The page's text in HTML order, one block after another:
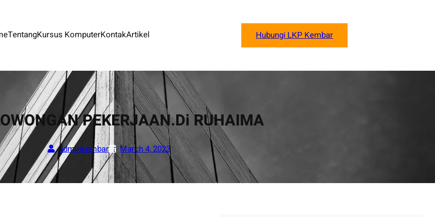
TentangKursus KomputerKontakArtikel Hubungi LKP Kembar
PEKERJAAN.Di RUHAIMA
adminkembar March 4, 2023